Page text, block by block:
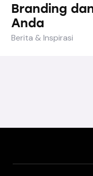
Branding
Anda
Berita & Inspirasi